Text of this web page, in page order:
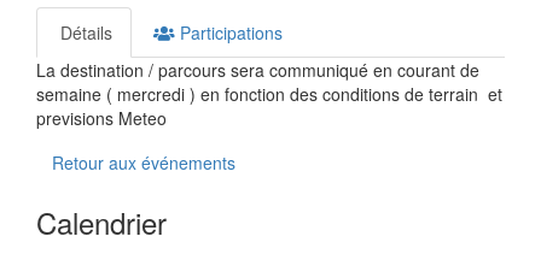
Détails
Participations
La destination / parcours sera communiqué en courant de
semaine ( mercredi ) en fonction des conditions de terrain et
previsions Meteo
Retour aux événements
Calendrier